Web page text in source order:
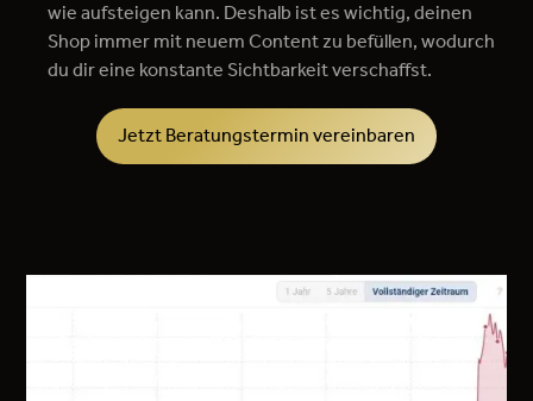
wie aufsteigen kann. Deshalb ist es wichtig, deinen
Shop immer mit neuem Content zu befüllen, wodurch
du dir eine konstante Sichtbarkeit verschaffst.
Jetzt Beratungstermin vereinbaren